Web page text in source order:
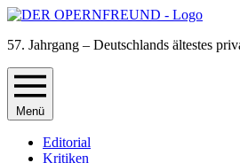
57. Jahrgang – Deutschlands ältestes
Menü
Editorial
Kritiken